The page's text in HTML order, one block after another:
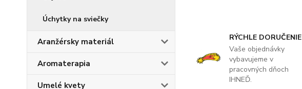
Úchytky na sviečky
Aranžérsky materiál
Aromaterapia
Umelé kvety
RÝCHLE DORUČENIE
Vaše objednávky
vybavujeme v
pracovných dňoch
IHNEĎ.